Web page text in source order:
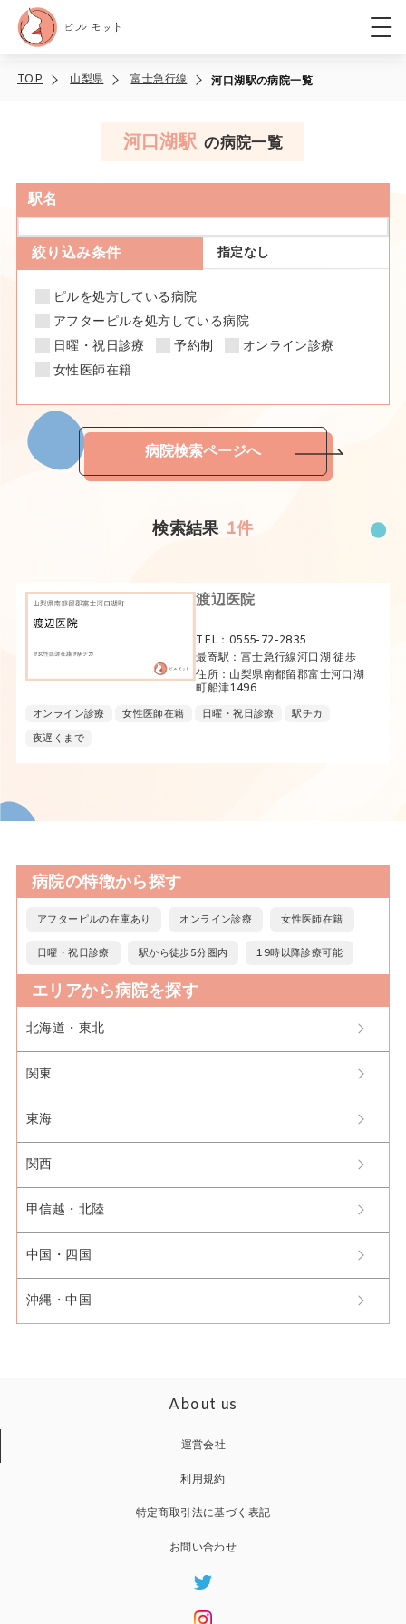
TOP 山梨県 富士急行線 河口湖駅の病院一覧
河口湖駅 の病院一覧
渡辺医院
TEL：0555-72-2835
最寄駅：富士急行線河口湖 徒歩
住所：山梨県南都留郡富士河口湖
町船津1496
オンライン診療 女性医師在籍 日曜・祝日診療
駅チカ
夜遅くまで
駅名
絞り込み条件 指定なし
ピルを処方している病院
アフターピルを処方している病院
日曜・祝日診療
予約制
オンライン診療
女性医師在籍
病院検索ページへ
検索結果 1件
病院の特徴から探す
アフターピルの在庫あり オンライン診療 女性医師在籍
日曜・祝日診療 駅から徒歩5分圏内 19時以降診療可能
エリアから病院を探す
北海道・東北
関東
東海
関西
甲信越・北陸
中国・四国
沖縄・中国
About us
運営会社
利用規約
特定商取引法に基づく表記
お問い合わせ